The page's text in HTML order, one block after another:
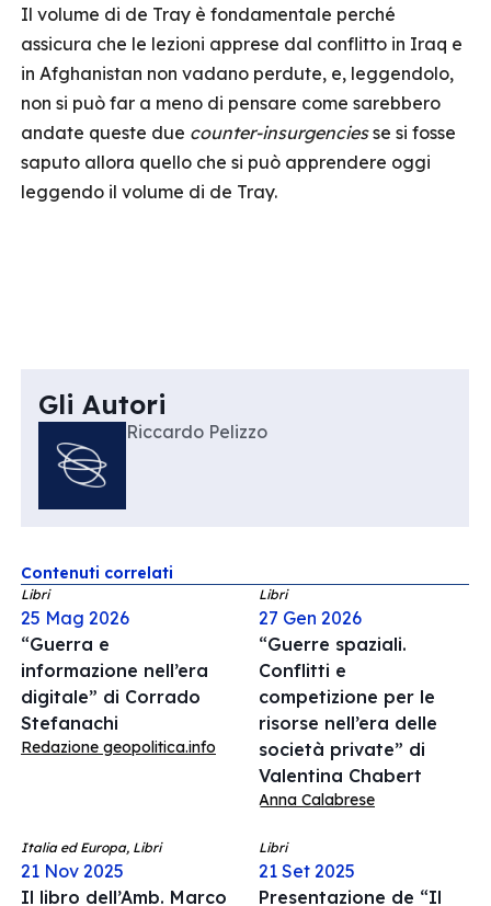
Il volume di de Tray è fondamentale perché
assicura che le lezioni apprese dal conflitto in Iraq e
in Afghanistan non vadano perdute, e, leggendolo,
non si può far a meno di pensare come sarebbero
andate queste due counter-insurgenciesse si fosse
saputo allora quello che si può apprendere oggi
leggendo il volume di de Tray.
Gli Autori
Riccardo Pelizzo
Contenuti correlati
Libri
25 Mag 2026
“Guerra e
informazione nell’era
digitale” di Corrado
Stefanachi
Redazione geopolitica.info
Libri
27 Gen 2026
“Guerre spaziali.
Conflitti e
competizione per le
risorse nell’era delle
società private” di
Valentina Chabert
Anna Calabrese
Italia ed Europa, Libri
21 Nov 2025
Il libro dell’Amb. Marco
Libri
21 Set 2025
Presentazione de “Il